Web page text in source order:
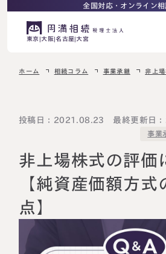
全国対応・オンライン
東京 大阪 名古屋 大宮
相続ロードマップ
ご相談の流れ
選ばれる理由
相続税申告について
ご相談の流れ
ホーム 相続コラム 事業承継 非上
投稿日：2021.08.23 最終更新日
事業
非上場株式の評価
【純資産価額方式
点】